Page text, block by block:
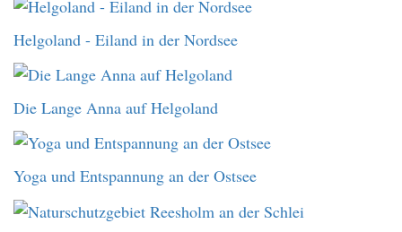
Helgoland - Eiland in der Nordsee
Die Lange Anna auf Helgoland
Yoga und Entspannung an der Ostsee